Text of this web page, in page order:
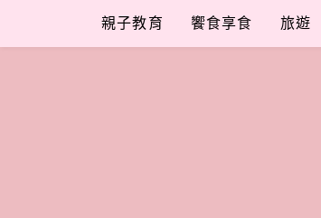
content
親子教育 饗食享食 旅遊